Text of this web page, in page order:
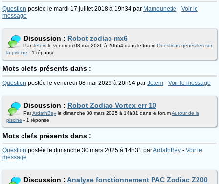
Question postée le mardi 17 juillet 2018 à 19h34 par Mamounette - Voir le
message
Discussion : Robot zodiac mx6
ParJetem le vendredi 08 mai 2026 à 20h54 dans le forum Questions générales sur
la piscine - 1 réponse
Mots clefs présents dans :
Question postée le vendredi 08 mai 2026 à 20h54 par Jetem - Voir le message
Discussion : Robot Zodiac Vortex err 10
ParArdathBey le dimanche 30 mars 2025 à 14h31 dans le forumAutour de la
piscine - 1 réponse
Mots clefs présents dans :
Question postée le dimanche 30 mars 2025 à 14h31 parArdathBey - Voir le
message
Discussion : Analyse fonctionnement PAC Zodiac Z200